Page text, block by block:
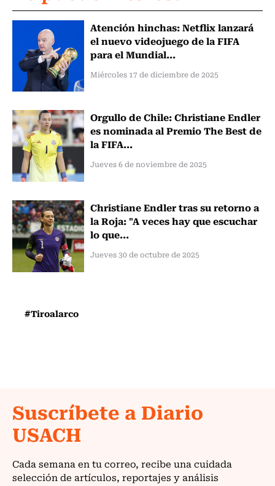
Atención hinchas: Netflix lanzará
el nuevo videojuego de la FIFA
para el Mundial...
Miércoles 17 de diciembre de 2025
Orgullo de Chile: Christiane Endler
es nominada al Premio The Best de
la FIFA...
Jueves 6 de noviembre de 2025
Christiane Endler tras su retorno a
la Roja: "A veces hay que escuchar
lo que...
Jueves 30 de octubre de 2025
#Tiroalarco